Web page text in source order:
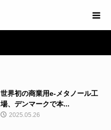
世界初の商業用e-メタノール工
場、デンマークで本...
2025.05.26